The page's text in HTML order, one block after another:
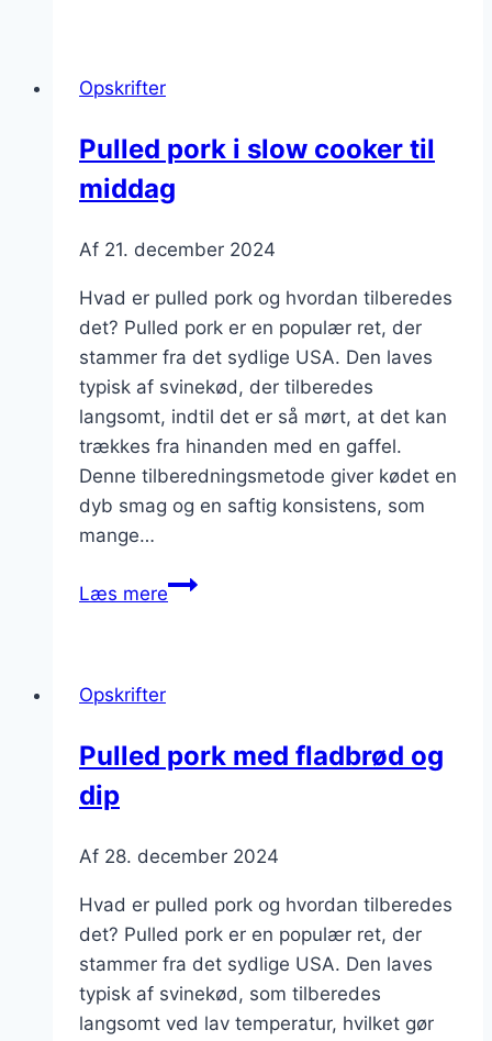
Opskrifter
Pulled pork i slow cooker til
middag
Af 21. december 2024
Hvad er pulled pork og hvordan tilberedes
det? Pulled pork er en populær ret, der
stammer fra det sydlige USA. Den laves
typisk af svinekød, der tilberedes
langsomt, indtil det er så mørt, at det kan
trækkes fra hinanden med en gaffel.
Denne tilberedningsmetode giver kødet en
dyb smag og en saftig konsistens, som
mange…
Læs merePulled
middag
Opskrifter
Pulled pork med fladbrød og
dip
Af 28. december 2024
Hvad er pulled pork og hvordan tilberedes
det? Pulled pork er en populær ret, der
stammer fra det sydlige USA. Den laves
typisk af svinekød, som tilberedes
langsomt ved lav temperatur, hvilket gør